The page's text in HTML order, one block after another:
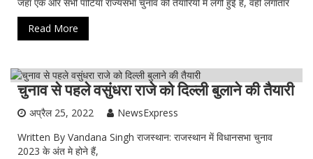
Read More
ख़ास ख़बर मत-विमत
चुनाव से पहले वसुंधरा राजे को दिल्ली बुलाने की तैयारी
अप्रैल 25, 2022
NewsExpress
Written By Vandana Singh राजस्थान: राजस्थान में विधानसभा चुनाव
2023 के अंत मे होने हैं,